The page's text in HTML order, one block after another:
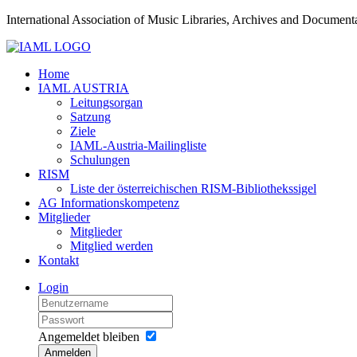
International Association of Music Libraries, Archives and
Home
IAML AUSTRIA
Leitungsorgan
Satzung
Ziele
IAML-Austria-Mailingliste
Schulungen
RISM
Liste der österreichischen RISM-Bibliothekssigel
AG Informationskompetenz
Mitglieder
Mitglieder
Mitglied werden
Kontakt
Login
Angemeldet bleiben
Anmelden